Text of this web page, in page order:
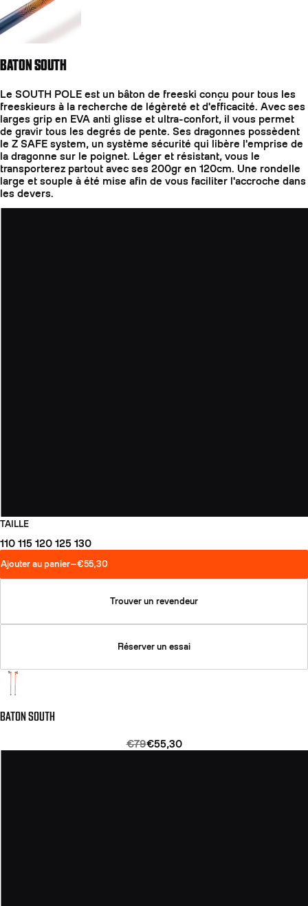
BATON SOUTH
Le SOUTH POLE est un bâton de freeski conçu pour tous les
freeskieurs à la recherche de légèreté et d'efficacité. Avec ses
larges grip en EVA anti glisse et ultra-confort, il vous permet
de gravir tous les degrés de pente. Ses dragonnes possèdent
le Z SAFE system, un système sécurité qui libère l'emprise de
la dragonne sur le poignet. Léger et résistant, vous le
transporterez partout avec ses 200gr en 120cm. Une rondelle
large et souple à été mise afin de vous faciliter l'accroche dans
les devers.
TAILLE
110 115 120 125 130
Ajouter au panier—€55,30
Trouver un revendeur
Réserver un essai
BATON SOUTH
€79€55,30